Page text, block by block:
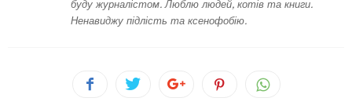
буду журналістом. Люблю людей, котів та книги.
Ненавиджу підлість та ксенофобію.